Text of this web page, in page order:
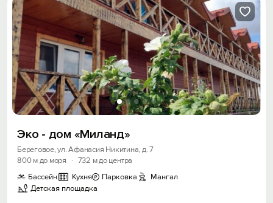
Эко - дом «Миланд»
Береговое, ул. Афанасия Никитина, д. 7
800 м до моря
· 732 м до центра
Бассейн
Кухня Парковка
Мангал
Детская площадка
Скидка −5%
Хочешь дешевле? Оставь почту и получи
Вход на сайт
Войти или Зарегистрироваться
Войти
Войти с помощью